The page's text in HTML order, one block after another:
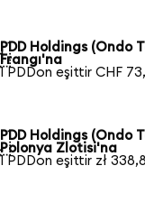
PDD Holdings (Ondo
Frangı'na
1 PDDon eşittir CHF
PDD Holdings (Ondo
Polonya Zlotisi'na
1 PDDon eşittir zł